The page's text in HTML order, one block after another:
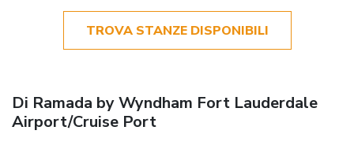
TROVA STANZE DISPONIBILI
Di Ramada by Wyndham Fort Lauderdale
Airport/Cruise Port